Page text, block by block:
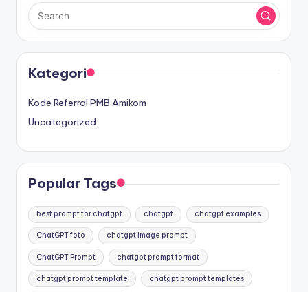
Kategori
Kode Referral PMB Amikom
Uncategorized
Popular Tags
best prompt for chatgpt chatgpt chatgpt examples
ChatGPT foto chatgpt image prompt
ChatGPT Prompt chatgpt prompt format
chatgpt prompt template chatgpt prompt templates